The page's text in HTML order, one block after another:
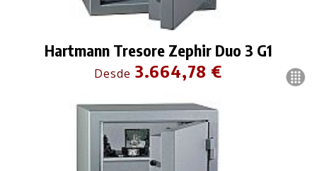
Hartmann Tresore Zephir Duo 3 G1
Desde 3.664,78 €